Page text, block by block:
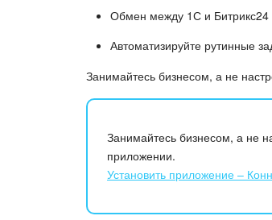
Обмен между 1С и
Автоматизируйте рутинные
Занимайтесь бизнесом, а не
Занимайтесь бизнесом, а не
приложении.
Установить приложение –